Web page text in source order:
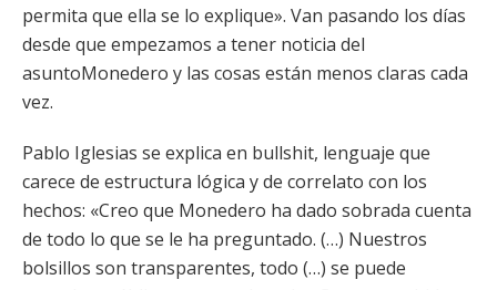
permita que ella se lo explique». Van pasando los días
desde que empezamos a tener noticia del
asuntoMonedero y las cosas están menos claras cada
vez.
Pablo Iglesias se explica en bullshit, lenguaje que
carece de estructura lógica y de correlato con los
hechos: «Creo que Monedero ha dado sobrada cuenta
de todo lo que se le ha preguntado. (…) Nuestros
bolsillos son transparentes, todo (…) se puede